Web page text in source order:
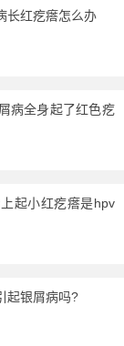
长红疙瘩怎么办
病全身起了红色疙
起小红疙瘩是hpv
起银屑病吗?